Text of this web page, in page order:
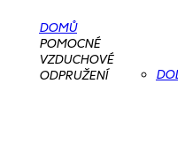
DOMŮ
POMOCNÉ
VZDUCHOVÉ
ODPRUŽENÍ